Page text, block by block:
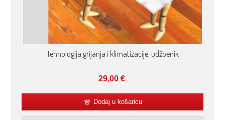
Tehnologija grijanja i klimatizacije, udžbenik
29,00 €
Dodaj u košaricu